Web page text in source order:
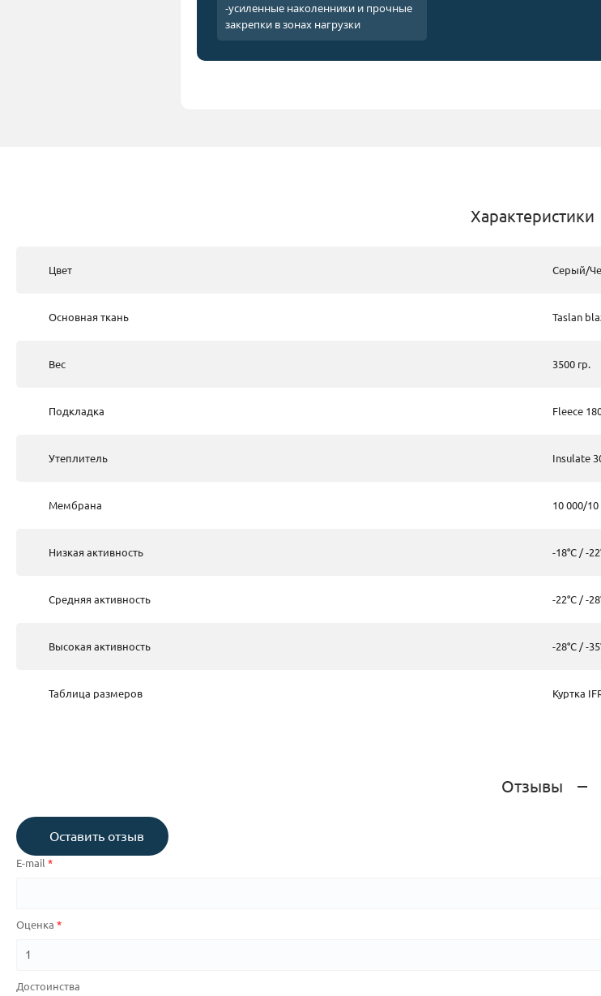
-усиленные наколенники и прочные
закрепки в зонах нагрузки
Характеристики
Цвет Серый/
Основная ткань Taslan
Вес 3500 гр.
Подкладка Fleece
Утеплитель Insulate
Мембрана 10 000/10
Низкая активность -18°C / -
Средняя активность -22°C / -
Высокая активность -28°C / -
Таблица размеров Куртка
Отзывы
Оставить отзыв
E-mail
Оценка
Достоинства